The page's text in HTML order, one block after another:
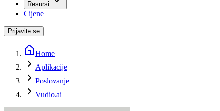
Resursi
Cijene
Prijavite se
Home
Aplikacije
Poslovanje
Vudio.ai